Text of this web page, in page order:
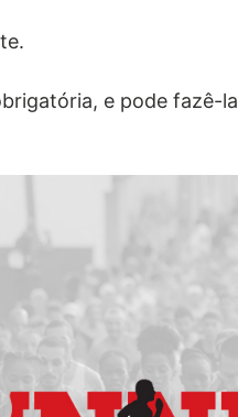
e pode fazê-la